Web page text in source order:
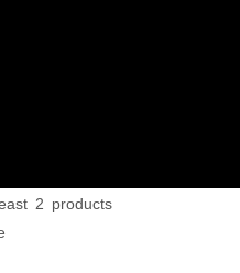
2 products